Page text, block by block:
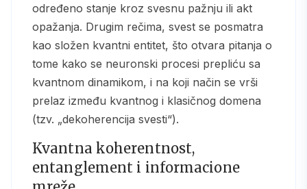
određeno stanje kroz svesnu pažnju ili akt
opažanja. Drugim rečima, svest se posmatra
kao složen kvantni entitet, što otvara pitanja o
tome kako se neuronski procesi prepliću sa
kvantnom dinamikom, i na koji način se vrši
prelaz između kvantnog i klasičnog domena
(tzv. „dekoherencija svesti“).
Kvantna koherentnost,
entanglement i informacione